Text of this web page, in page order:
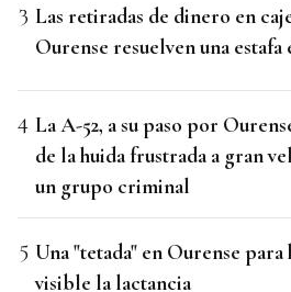
Las retiradas de dinero en
Ourense resuelven una estafa
La A-52, a su paso por
de la huida frustrada a gran
un grupo criminal
Una "tetada" en Ourense para
visible la lactancia